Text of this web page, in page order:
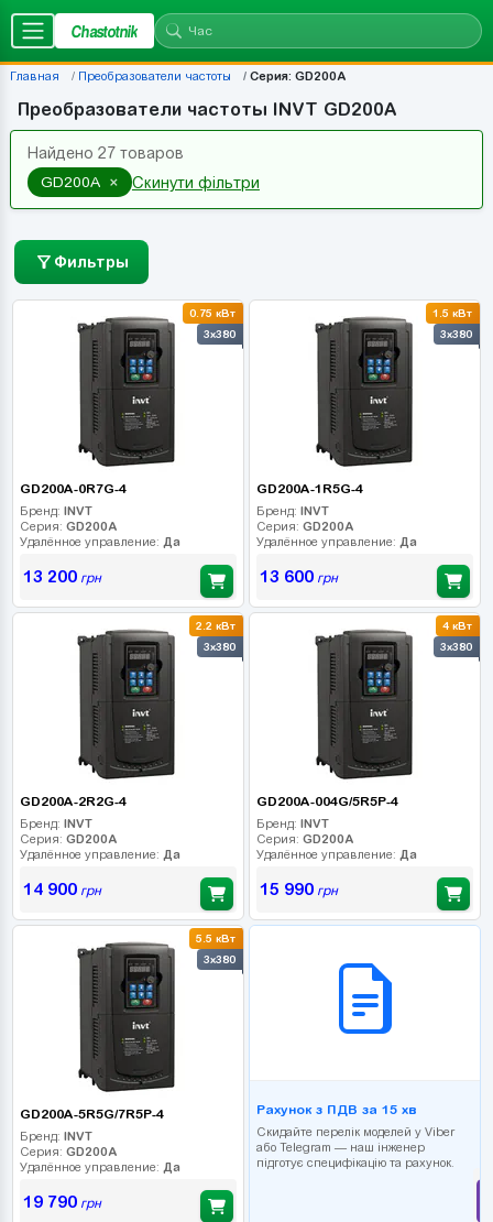
Chastotnik
Главная Преобразователи частоты Серия: GD200A
Преобразователи частоты INVT GD200A
Найдено 27 товаров
GD200A × Скинути фільтри
Фильтры
0.75 кВт
3x380
GD200A-0R7G-4
Бренд: INVT
Серия: GD200A
Удалённое управление: Да
13 200грн
1.5 кВт
3x380
GD200A-1R5G-4
Бренд: INVT
Серия: GD200A
Удалённое управление: Да
13 600грн
2.2 кВт
3x380
GD200A-2R2G-4
Бренд: INVT
Серия: GD200A
Удалённое управление: Да
14 900грн
4 кВт
3x380
GD200A-004G/5R5P-4
Бренд: INVT
Серия: GD200A
Удалённое управление: Да
15 990грн
5.5 кВт
3x380
GD200A-5R5G/7R5P-4
Бренд: INVT
Серия: GD200A
Удалённое управление: Да
19 790грн
Рахунок з ПДВ за 15 хв
Скидайте перелік моделей у Viber
або Telegram — наш інженер
підготує специфікацію та рахунок.